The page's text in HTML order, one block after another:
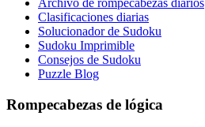
Archivo de rompecabezas diarios
Clasificaciones diarias
Solucionador de Sudoku
Sudoku Imprimible
Consejos de Sudoku
Puzzle Blog
Rompecabezas de lógica